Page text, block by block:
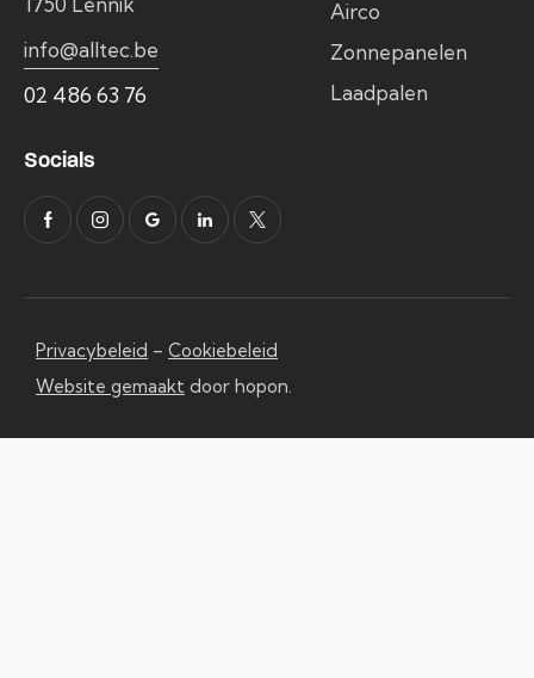
info@alltec.be
02 486 63 76
Airco
Zonnepanelen
Laadpalen
Socials
Website gemaakt door hopon.
Privacybeleid – Cookiebeleid